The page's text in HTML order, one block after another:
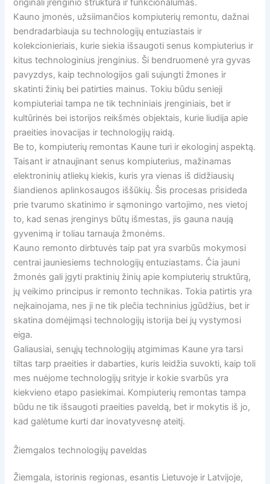
originali įrenginio struktūra ir funkcionalumas.
Kauno įmonės, užsiimančios kompiuterių remontu, dažnai
bendradarbiauja su technologijų entuziastais ir
kolekcionieriais, kurie siekia išsaugoti senus kompiuterius ir
kitus technologinius įrenginius. Ši bendruomenė yra gyvas
pavyzdys, kaip technologijos gali sujungti žmones ir
skatinti žinių bei patirties mainus. Tokiu būdu senieji
kompiuteriai tampa ne tik techniniais įrenginiais, bet ir
kultūrinės bei istorijos reikšmės objektais, kurie liudija apie
praeities inovacijas ir technologijų raidą.
Be to, kompiuterių remontas Kaune turi ir ekologinį aspektą.
Taisant ir atnaujinant senus kompiuterius, mažinamas
elektroninių atliekų kiekis, kuris yra vienas iš didžiausių
šiandienos aplinkosaugos iššūkių. Šis procesas prisideda
prie tvarumo skatinimo ir sąmoningo vartojimo, nes vietoj
to, kad senas įrenginys būtų išmestas, jis gauna naują
gyvenimą ir toliau tarnauja žmonėms.
Kauno remonto dirbtuvės taip pat yra svarbūs mokymosi
centrai jauniesiems technologijų entuziastams. Čia jauni
žmonės gali įgyti praktinių žinių apie kompiuterių struktūrą,
jų veikimo principus ir remonto technikas. Tokia patirtis yra
neįkainojama, nes ji ne tik plečia techninius įgūdžius, bet ir
skatina domėjimąsi technologijų istorija bei jų vystymosi
eiga.
Galiausiai, senųjų technologijų atgimimas Kaune yra tarsi
tiltas tarp praeities ir dabarties, kuris leidžia suvokti, kaip toli
mes nuėjome technologijų srityje ir kokie svarbūs yra
kiekvieno etapo pasiekimai. Kompiuterių remontas tampa
būdu ne tik išsaugoti praeities paveldą, bet ir mokytis iš jo,
kad galėtume kurti dar inovatyvesnę ateitį.
Žiemgalos technologijų paveldas
Žiemgala, istorinis regionas, esantis Lietuvoje ir Latvijoje,